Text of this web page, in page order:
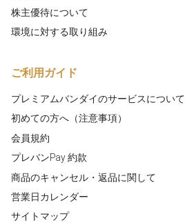
株主優待について
環境に対する取り組み
ご利用ガイド
プレミアムバンダイのサービスについて
初めての方へ（注意事項）
会員規約
プレバンPay 約款
商品のキャンセル・返品に関して
営業日カレンダー
サイトマップ